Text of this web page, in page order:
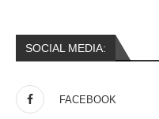
SOCIAL MEDIA:
FACEBOOK